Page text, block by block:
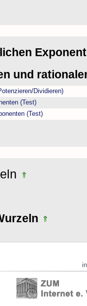
und
Dividieren)
(Test)
(Test)